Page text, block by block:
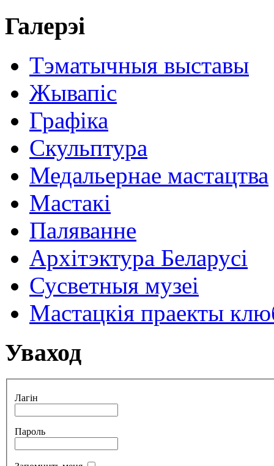
Галерэі
Тэматычныя выставы
Жывапіс
Графіка
Скульптура
Медальернае мастацтва
Мастакі
Паляванне
Архітэктура Беларусі
Сусветныя музеі
Мастацкія праекты
Уваход
Лагін
Пароль